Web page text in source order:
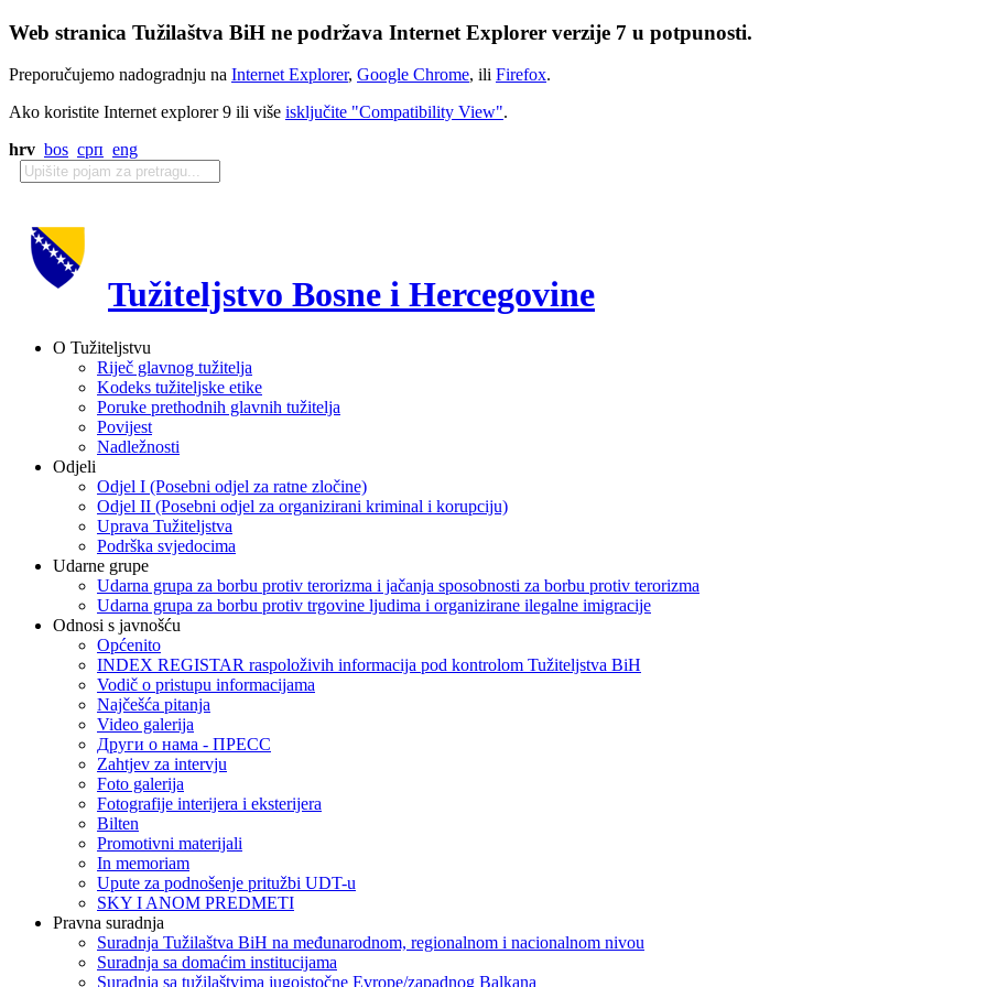
Web stranica Tužilaštva BiH ne podržava Internet Explorer verzije 7 u potpunosti.
Preporučujemo nadogradnju na Internet Explorer, Google Chrome, ili Firefox.
Ako koristite Internet explorer 9 ili više isključite "Compatibility View".
hrv bos срп eng
Tužiteljstvo Bosne i Hercegovine
O Tužiteljstvu
Riječ glavnog tužitelja
Kodeks tužiteljske etike
Poruke prethodnih glavnih tužitelja
Povijest
Nadležnosti
Odjeli
Odjel I (Posebni odjel za ratne zločine)
Odjel II (Posebni odjel za organizirani kriminal i korupciju)
Uprava Tužiteljstva
Podrška svjedocima
Udarne grupe
Udarna grupa za borbu protiv terorizma i jačanja sposobnosti za borbu protiv terorizma
Udarna grupa za borbu protiv trgovine ljudima i organizirane ilegalne imigracije
Odnosi s javnošću
Općenito
INDEX REGISTAR raspoloživih informacija pod kontrolom Tužiteljstva BiH
Vodič o pristupu informacijama
Najčešća pitanja
Video galerija
Други о нама - ПРЕСC
Zahtjev za intervju
Foto galerija
Fotografije interijera i eksterijera
Bilten
Promotivni materijali
In memoriam
Upute za podnošenje pritužbi UDT-u
SKY I ANOM PREDMETI
Pravna suradnja
Suradnja Tužilaštva BiH na međunarodnom, regionalnom i nacionalnom nivou
Suradnja sa domaćim institucijama
Suradnja sa tužilaštvima jugoistočne Evrope/zapadnog Balkana